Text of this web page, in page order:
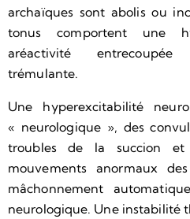
archaïques sont abolis ou
tonus comportent une
aréactivité entrecoupée
trémulante.
Une hyperexcitabilité
« neurologique », des
troubles de la succion
mouvements anormaux
mâchonnement
neurologique. Une instabilité